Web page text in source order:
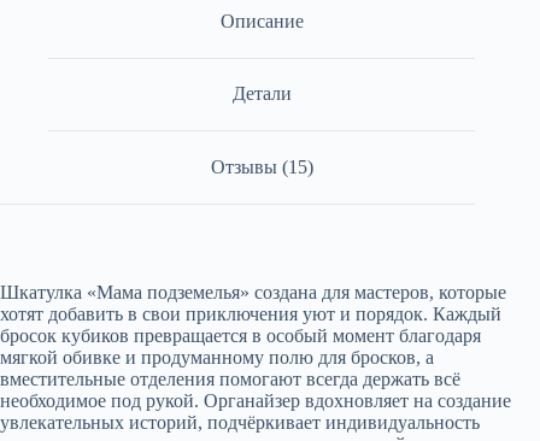
Описание
Детали
Отзывы (15)
Шкатулка «Мама подземелья» создана для мастеров, которые
хотят добавить в свои приключения уют и порядок. Каждый
бросок кубиков превращается в особый момент благодаря
мягкой обивке и продуманному полю для бросков, а
вместительные отделения помогают всегда держать всё
необходимое под рукой. Органайзер вдохновляет на создание
увлекательных историй, подчёркивает индивидуальность